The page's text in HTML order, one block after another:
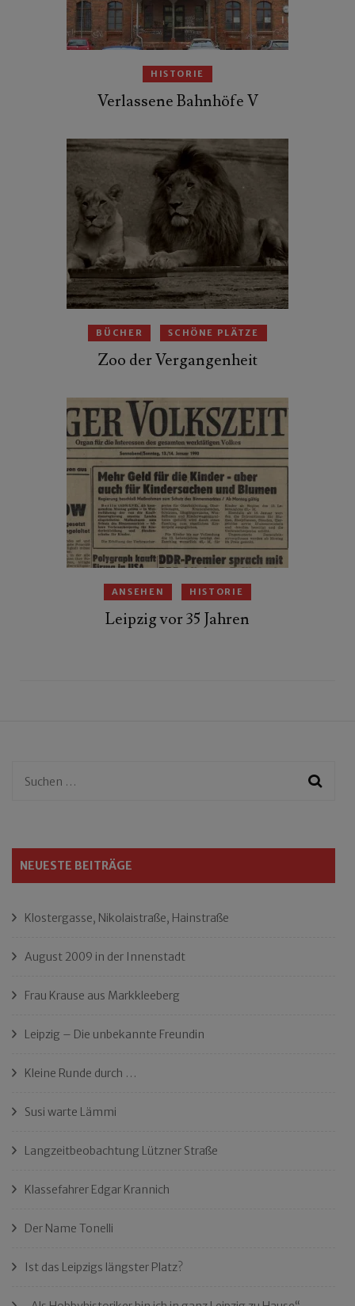
HISTORIE
Verlassene Bahnhöfe V
BÜCHER SCHÖNE PLÄTZE
Zoo der Vergangenheit
ANSEHEN HISTORIE
Leipzig vor 35 Jahren
Suchen
NEUESTE BEITRÄGE
Klostergasse, Nikolaistraße, Hainstraße
August 2009 in der Innenstadt
Frau Krause aus Markkleeberg
Leipzig – Die unbekannte Freundin
Kleine Runde durch …
Susi warte Lämmi
Langzeitbeobachtung Lützner Straße
Klassefahrer Edgar Krannich
Der Name Tonelli
Ist das Leipzigs längster Platz?